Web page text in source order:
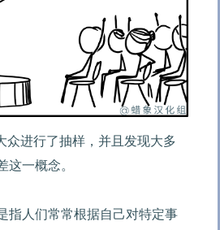
众进行了抽样，并且发现大多
这一概念。
指人们常常根据自己对特定事